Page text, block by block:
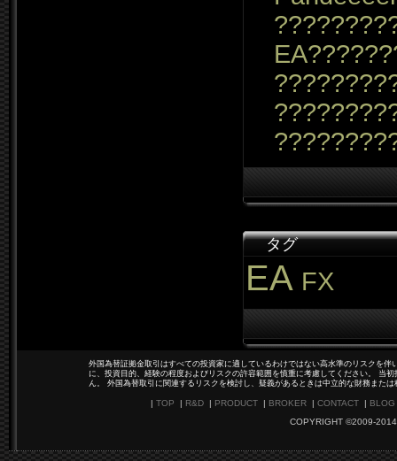
タグ
EA FX
外国為替証拠金取引はすべての投資家に適しているわけではない高水準のリスクを
に、投資目的、経験の程度およびリスクの許容範囲を慎重に考慮してください。 当
ん。 外国為替取引に関連するリスクを検討し、疑義があるときは中立的な財務また
TOP R&D| PRODUCT| BROKER| CONTACT| BLOG
COPYRIGHT ©2009-